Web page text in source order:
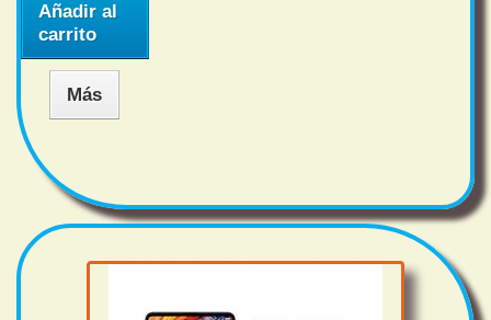
Añadir al
carrito
Más